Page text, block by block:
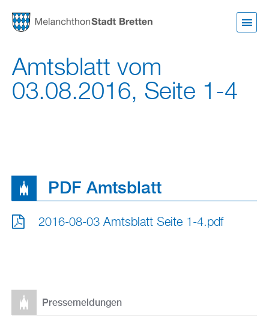
Amtsblatt vom
03.08.2016, Seite 1-4
PDF Amtsblatt
2016-08-03 Amtsblatt Seite 1-4.pdf
Pressemeldungen